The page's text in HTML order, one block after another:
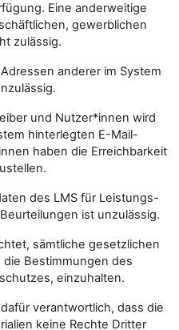
Eine anderweitige
gewerblichen
zulässig.
anderer im System
und Nutzer*innen wird
hinterlegten E-Mail-
haben die Erreichbarkeit
des LMS für Leistungs-
ist unzulässig.
sämtliche gesetzlichen
Bestimmungen des
einzuhalten.
verantwortlich, dass die
keine Rechte Dritter